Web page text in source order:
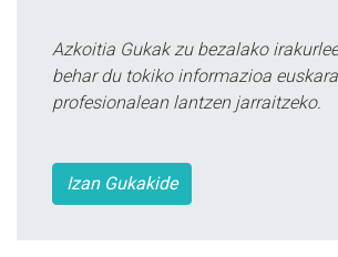
Azkoitia Gukak zu bezalako
behar du tokiko informazioa
profesionalean lantzen jarraitzeko.
Izan Gukakide